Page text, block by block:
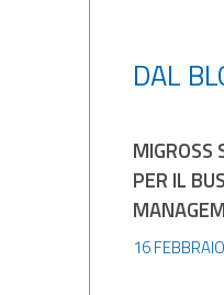
DAL
MIGROSS
PER IL
16